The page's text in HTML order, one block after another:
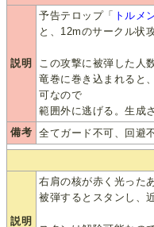
説明
予告テロップ「 トルメ
と、12mのサークル状
この攻撃に被弾した人
竜巻に巻き込まれると
可なので
範囲外に逃げる。生成
備考 全てガード不可、回避
説明
右肩の核が赤く光った
被弾するとスタンし、